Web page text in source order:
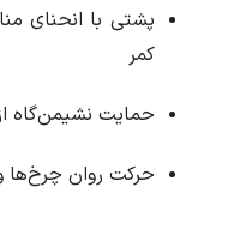
کمر
حمایت نشیمن‌گاه
حرکت روان چرخ‌ها و